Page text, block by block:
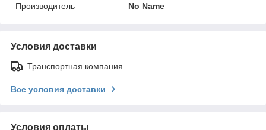
Производитель
No Name
Условия доставки
Транспортная компания
Все условия доставки
Условия оплаты